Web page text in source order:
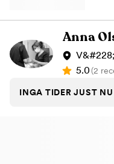
patienter med respekt,
lider av tandläkarskräck
kontrollundersökning. Vi
vardagen. Därför erbjuder
akuta besvär och
online. Kliniken är
lugn miljö som hjälper dig
Anna
5.0(2
INGA TIDER JUST NU